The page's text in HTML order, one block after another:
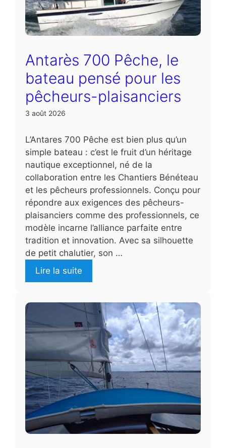
Antarès 700 Pêche, le
bateau pensé pour les
pêcheurs-plaisanciers
3 août 2026
L’Antares 700 Pêche est bien plus qu’un
simple bateau : c’est le fruit d’un héritage
nautique exceptionnel, né de la
collaboration entre les Chantiers Bénéteau
et les pêcheurs professionnels. Conçu pour
répondre aux exigences des pêcheurs-
plaisanciers comme des professionnels, ce
modèle incarne l’alliance parfaite entre
tradition et innovation. Avec sa silhouette
de petit chalutier, son …
Lire la suite